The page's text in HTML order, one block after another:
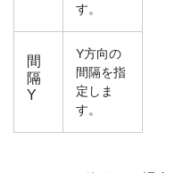
す。
間
隔
Y
Y方向の
間隔を指
定しま
す。